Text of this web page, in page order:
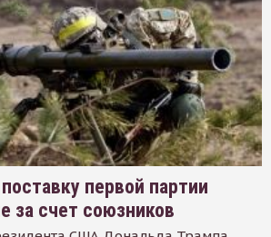
первой партии
за счет союзников